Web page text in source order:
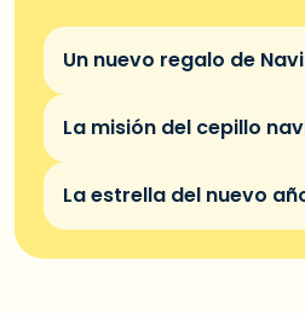
Un nuevo regalo de
La misión del cepillo
La estrella del nuevo